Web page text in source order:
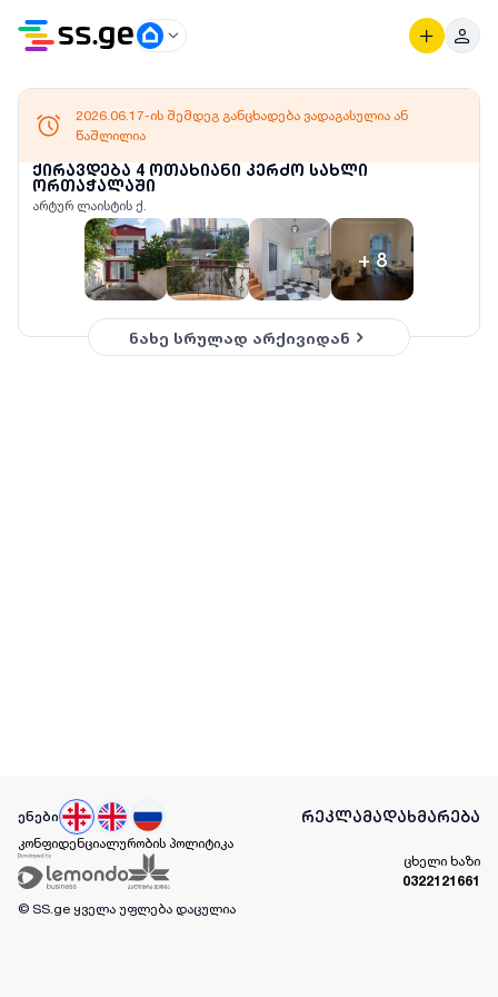
ქირავდება 4 ოთახიანი კერძო სახლი
ორთაჭალაში
არტურ ლაისტის ქ.
+8
2026.06.17-ის შემდეგ განცხადება ვადაგასულია ან
წაშლილია
ნახე სრულად არქივიდან
ენები რეკლამადახმარება
კონფიდენციალურობის პოლიტიკა
ცხელი ხაზი
0322121661
© SS.ge ყველა უფლება დაცულია